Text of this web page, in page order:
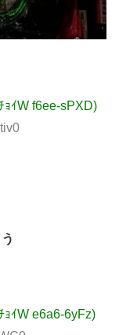
ｮｲW f6ee-sPXD)
ｮｲW e6a6-6yFz)